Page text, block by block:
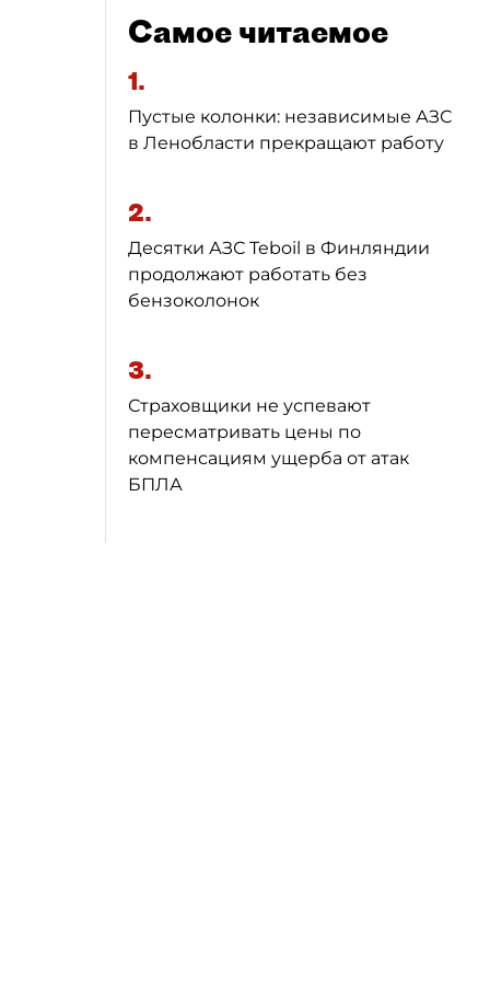
Самое читаемое
1.
Пустые колонки: независимые АЗС
в Ленобласти прекращают работу
2.
Десятки АЗС Teboil в Финляндии
продолжают работать без
бензоколонок
3.
Страховщики не успевают
пересматривать цены по
компенсациям ущерба от атак
БПЛА